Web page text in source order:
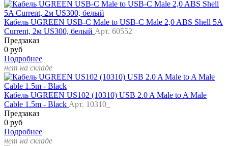
Кабель UGREEN USB-C Male to USB-C Male 2,0 ABS Shell 5A
Current, 2м US300, белый Арт. 60552
Предзаказ
0 руб
Подробнее
нет на складе
Кабель UGREEN US102 (10310) USB 2.0 A Male to A Male
Cable 1.5m - Black Арт. 10310_
Предзаказ
0 руб
Подробнее
нет на складе